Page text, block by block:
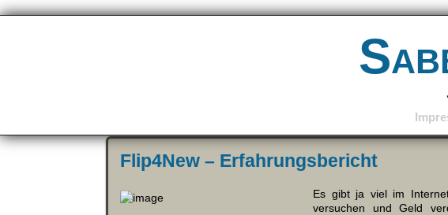
Flip4New – Erfahrungsbericht
Es gibt ja viel im
versuchen und Geld